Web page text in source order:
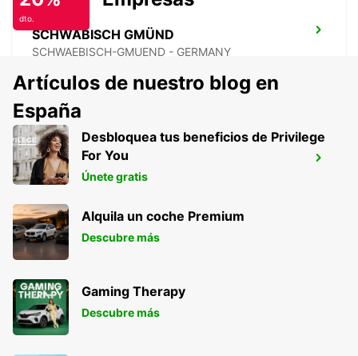
SCHWÄBISCH GMÜND
SCHWAEBISCH-GMUEND - GERMANY
NECKARSULM AUDI FORUM (SOLO
DEVOLUCIÓN)
NECKARSULM - GERMANY
dto.
Artículos de nuestro blog en
España
Desbloquea tus beneficios de Privilege
For You
Únete gratis
Alquila un coche Premium
Descubre más
Gaming Therapy
Descubre más